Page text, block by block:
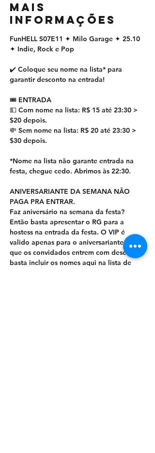
MAIS
INFORMAÇÕES
FunHELL S07E11 ✦ Milo Garage ✦ 25.10
✦ Indie, Rock e Pop
✔️ Coloque seu nome na lista* para
garantir desconto na entrada!
🎟 ENTRADA
💵 Com nome na lista: R$ 15 até 23:30 >
$20 depois.
💸 Sem nome na lista: R$ 20 até 23:30 >
$30 depois.
*Nome na lista não garante entrada na
festa, chegue cedo. Abrimos às 22:30.
ANIVERSARIANTE DA SEMANA NÃO
PAGA PRA ENTRAR.
Faz aniversário na semana da festa?
Então basta apresentar o RG para a
hostess na entrada da festa. O VIP é
valido apenas para o aniversariante, para
que os convidados entrem com desconto
basta incluir os nomes aqui na lista de